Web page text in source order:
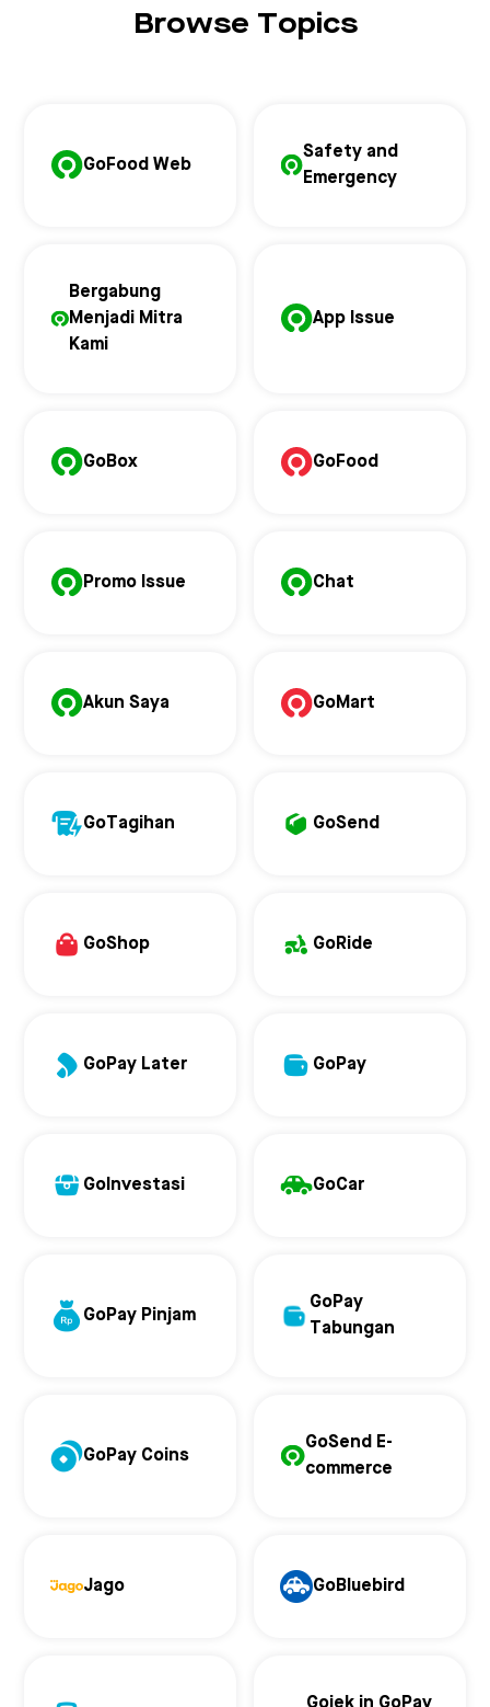
Browse Topics
GoFood Web
Safety and
Emergency
Bergabung
Menjadi Mitra
Kami
App Issue
GoBox GoFood
Promo Issue Chat
Akun Saya GoMart
GoTagihan GoSend
GoShop GoRide
GoPay Later GoPay
GoInvestasi GoCar
GoPay Pinjam
GoPay
Tabungan
GoPay Coins
GoSend E-
commerce
Jago GoBluebird